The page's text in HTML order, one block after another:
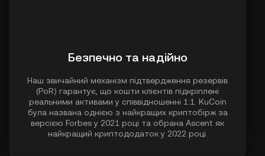
Безпечно та надійно
Наш звичайний механізм підтвердження резервів
(PoR) гарантує, що кошти клієнтів підкріплені
реальними активами у співвідношенні 1:1. KuCoin
була названа однією з найкращих криптобірж за
версією Forbes у 2021 році та обрана Ascent як
найкращий криптододаток у 2022 році.